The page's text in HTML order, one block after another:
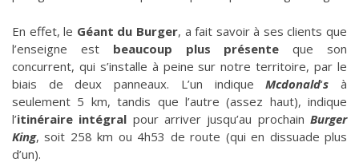
En effet, le Géant du Burger, a fait savoir à ses clients que
l’enseigne est beaucoup plus présente que son
concurrent, qui s’installe à peine sur notre territoire, par le
biais de deux panneaux. L’un indiqueMcdonald‘s à
seulement 5 km, tandis que l’autre (assez haut), indique
l’itinéraire intégral pour arriver jusqu’au prochainBurger
King, soit 258 km ou 4h53 de route (qui en dissuade plus
d’un).